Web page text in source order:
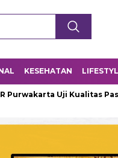
KESEHATAN
Uji Kualitas Pasir Proyek